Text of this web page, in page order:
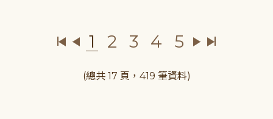
1 2 3 4 5
(總共 17 頁，419 筆資料)